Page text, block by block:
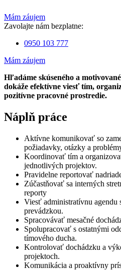
Mám záujem
Zavolajte nám bezplatne:
0950 103 777
Mám záujem
Hľadáme skúseného a
dokáže efektívne viesť tím,
pozitívne pracovné prostredie.
Náplň práce
Aktívne komunikovať so
požiadavky, otázky a
Koordinovať tím a
jednotlivých projektov.
Pravidelne reportovať
Zúčastňovať sa interných
reporty
Viesť administratívnu agendu
prevádzkou.
Spracovávať mesačné
Spolupracovať s ostatnými
tímového ducha.
Kontrolovať dochádzku a
projektoch.
Komunikácia a proaktívny